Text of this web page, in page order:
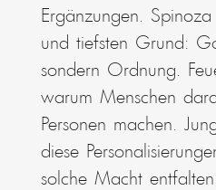
Ergänzungen.
und tiefsten Grund:
sondern Ordnung.
warum Menschen
Personen machen.
diese
solche Macht